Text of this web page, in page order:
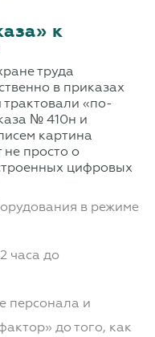
к
труда
в приказах
«по-
№ 410н и
картина
не просто о
цифровых
в режиме
часа до
персонала и
до того, как